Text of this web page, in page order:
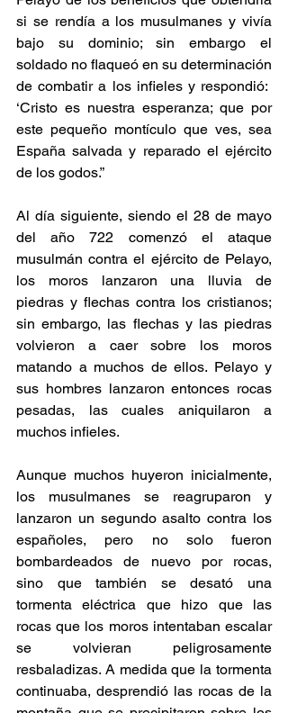
si se rendía a los musulmanes y vivía
bajo su dominio; sin embargo el
soldado no flaqueó en su determinación
de combatir a los infieles y respondió:
‘Cristo es nuestra esperanza; que por
este pequeño montículo que ves, sea
España salvada y reparado el ejército
de los go­dos.”
Al día siguiente, siendo el 28 de mayo
del año 722 comenzó el ataque
musulmán contra el ejército de Pelayo,
los moros lanzaron una lluvia de
piedras y flechas contra los cristianos;
sin embargo, las flechas y las piedras
volvieron a caer sobre los moros
matando a muchos de ellos. Pelayo y
sus hombres lanzaron entonces rocas
pesadas, las cuales aniquilaron a
muchos infieles.
Aunque muchos huyeron inicialmente,
los musulmanes se reagruparon y
lanzaron un segundo asalto contra los
españoles, pero no solo fueron
bombardeados de nuevo por rocas,
sino que también se desató una
tormenta eléctrica que hizo que las
rocas que los moros intentaban escalar
se volvieran peligrosamente
resbaladizas. A medida que la tormenta
continuaba, desprendió las rocas de la